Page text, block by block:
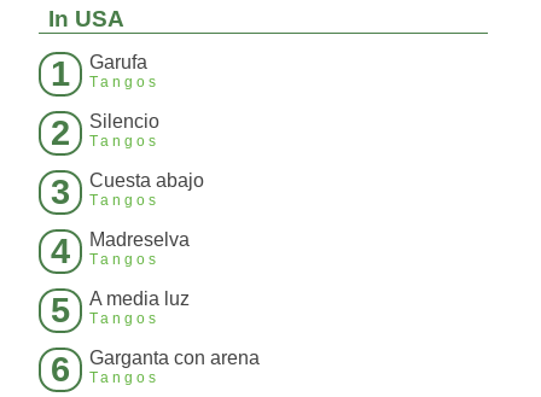
In USA
1 Garufa
Tangos
2 Silencio
Tangos
3 Cuesta abajo
Tangos
4 Madreselva
Tangos
5 A media luz
Tangos
6 Garganta con arena
Tangos